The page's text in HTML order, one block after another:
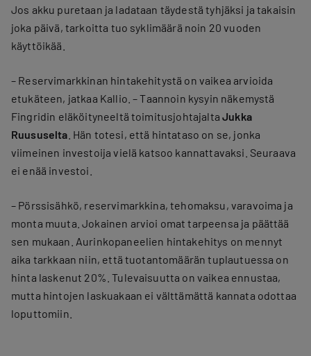
Jos akku puretaan ja ladataan täydestä tyhjäksi ja takaisin
joka päivä, tarkoitta tuo syklimäärä noin 20 vuoden
käyttöikää.
– Reservimarkkinan hintakehitystä on vaikea arvioida
etukäteen, jatkaa Kallio. – Taannoin kysyin näkemystä
Fingridin eläköityneeltä toimitusjohtajaltaJukka
Ruususelta . Hän totesi, että hintataso on se, jonka
viimeinen investoija vielä katsoo kannattavaksi. Seuraava
ei enää investoi.
– Pörssisähkö, reservimarkkina, tehomaksu, varavoima ja
monta muuta. Jokainen arvioi omat tarpeensa ja päättää
sen mukaan. Aurinkopaneelien hintakehitys on mennyt
aika tarkkaan niin, että tuotantomäärän tuplautuessa on
hinta laskenut 20%. Tulevaisuutta on vaikea ennustaa,
mutta hintojen laskuakaan ei välttämättä kannata odottaa
loputtomiin.